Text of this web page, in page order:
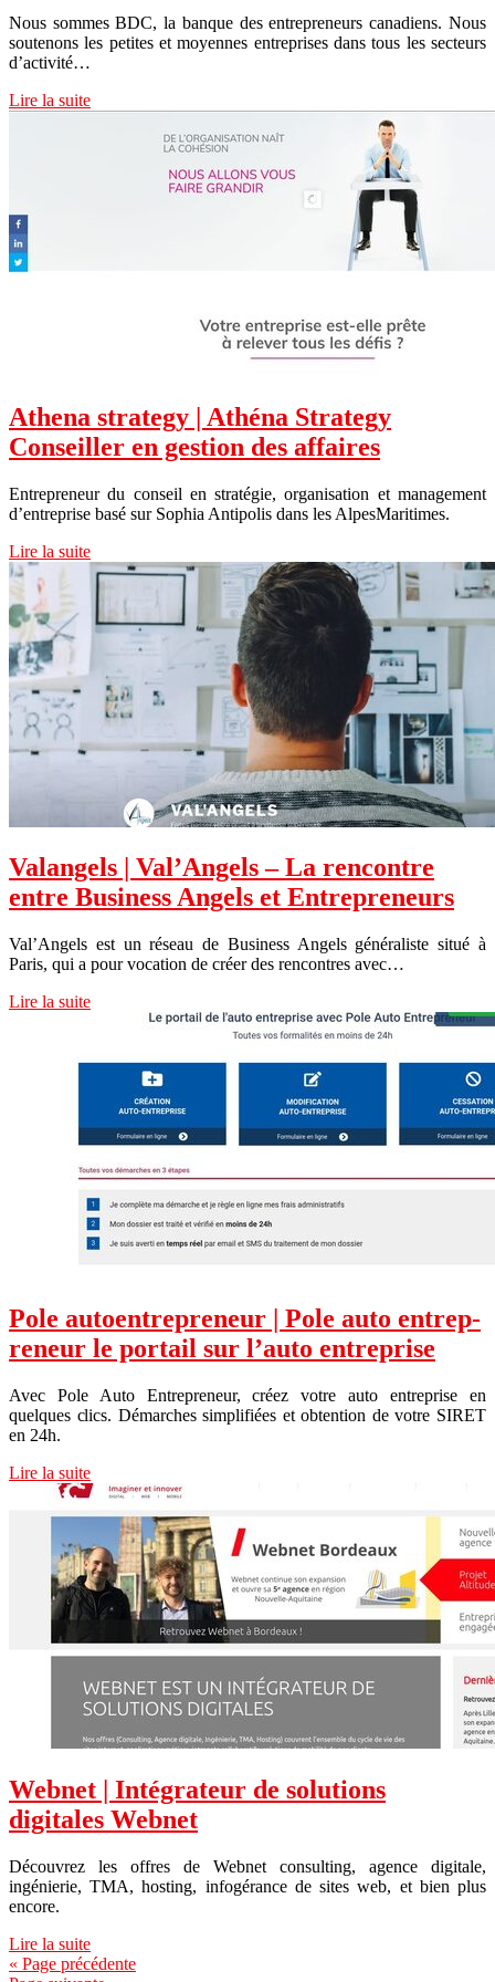
Nous sommes BDC, la banque des entrepreneurs canadiens. Nous
soutenons les petites et moyennes entreprises dans tous les secteurs
d’activité…
Lire la suite
Athena strategy | Athéna Strategy
Conseiller en gestion des affaires
Entrepreneur du conseil en stratégie, organisation et management
d’entreprise basé sur Sophia Antipolis dans les AlpesMaritimes.
Lire la suite
Valangels | Val’Angels – La rencontre
entre Business Angels et Entrep­re­neurs
Val’Angels est un réseau de Business Angels généraliste situé à
Paris, qui a pour vocation de créer des rencontres avec…
Lire la suite
Pole autoentrep­re­neur | Pole auto entrep­
re­neur le portail sur l’auto entreprise
Avec Pole Auto Entrepreneur, créez votre auto entreprise en
quelques clics. Démarches simplifiées et obtention de votre SIRET
en 24h.
Lire la suite
Webnet | Intégrateur de solutions
digitales Webnet
Découvrez les offres de Webnet consulting, agence digitale,
ingénierie, TMA, hosting, infogérance de sites web, et bien plus
encore.
Lire la suite
« Page précédente